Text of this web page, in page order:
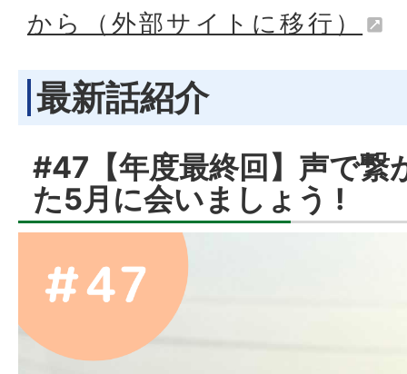
から（外部サイトに移行）
最新話紹介
#47【年度最終回】声で繋
た5月に会いましょう !